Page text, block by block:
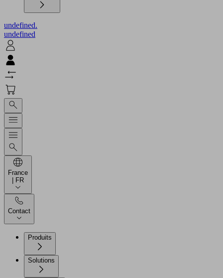
undefined.
undefined
France
| FR
Contact
Produits
Solutions